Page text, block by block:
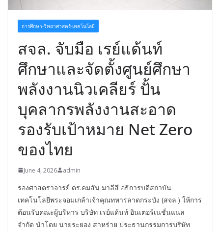
การศึกษา-วิทยาศาสตร์-เทคโนโลยี
สจล. จับมือ เรย์แด้นท์
ศึกษาและจัดตั้งศูนย์ศึกษา
พลังงานนิวเคลียร์ ปั้น
บุคลากรพลังงานสะอาด
รองรับเป้าหมาย Net Zero
ของไทย
June 4, 2026 admin
รองศาสตราจารย์ ดร.คมสัน มาลีสี อธิการบดีสถาบัน
เทคโนโลยีพระจอมเกล้าเจ้าคุณทหารลาดกระบัง (สจล.) ให้การ
ต้อนรับคณะผู้บริหาร บริษัท เรย์แด้นท์ อินเตอร์เนชั่นแนล
จำกัด นำโดย นายระยอง สาหร่าย ประธานกรรมการบริษัท